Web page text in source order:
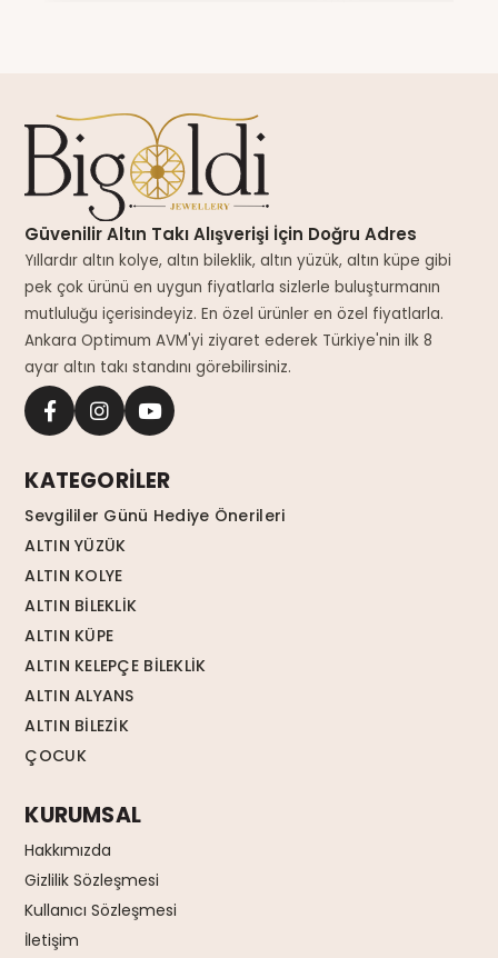
Güvenilir Altın Takı Alışverişi İçin Doğru Adres
Yıllardır altın kolye, altın bileklik, altın yüzük, altın küpe gibi
pek çok ürünü en uygun fiyatlarla sizlerle buluşturmanın
mutluluğu içerisindeyiz. En özel ürünler en özel fiyatlarla.
Ankara Optimum AVM'yi ziyaret ederek Türkiye'nin ilk 8
ayar altın takı standını görebilirsiniz.
KATEGORİLER
Sevgililer Günü Hediye Önerileri
ALTIN YÜZÜK
ALTIN KOLYE
ALTIN BİLEKLİK
ALTIN KÜPE
ALTIN KELEPÇE BİLEKLİK
ALTIN ALYANS
ALTIN BİLEZİK
ÇOCUK
KURUMSAL
Hakkımızda
Gizlilik Sözleşmesi
Kullanıcı Sözleşmesi
İletişim